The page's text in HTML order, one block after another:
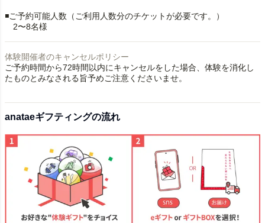
◾️ご予約可能人数（ご利用人数分のチケットが必要です。）
2〜8名様
体験開催者のキャンセルポリシー
ご予約時間から72時間以内にキャンセルをした場合、体験を消化し
たものとみなされる旨予めご注意くださいませ。
anataeギフティングの流れ